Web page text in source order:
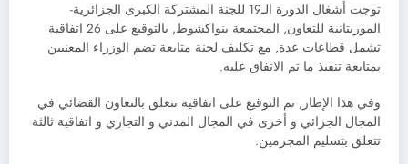
توجت أشغال الدورة الـ19 للجنة المشتركة الكبرى الجزائرية-
الموريتانية للتعاون, المجتمعة بنواكشوط, بالتوقيع على 26 اتفاقية
تشمل قطاعات عدة, مع تكليف لجنة متابعة تضم الوزراء المعنيين
بمتابعة تنفيذ ما تم الاتفاق عليه.
وفي هذا الإطار, تم التوقيع على اتفاقية تتعلق بالتعاون القضائي في
المجال الجزائي و أخرى في المجال المدني و التجاري و اتفاقية ثالثة
تتعلق بتسليم المجرمين.